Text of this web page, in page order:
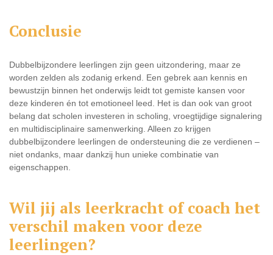
Conclusie
Dubbelbijzondere leerlingen zijn geen uitzondering, maar ze
worden zelden als zodanig erkend. Een gebrek aan kennis en
bewustzijn binnen het onderwijs leidt tot gemiste kansen voor
deze kinderen én tot emotioneel leed. Het is dan ook van groot
belang dat scholen investeren in scholing, vroegtijdige signalering
en multidisciplinaire samenwerking. Alleen zo krijgen
dubbelbijzondere leerlingen de ondersteuning die ze verdienen –
niet ondanks, maar dankzij hun unieke combinatie van
eigenschappen.
Wil jij als leerkracht of coach het
verschil maken voor deze
leerlingen?